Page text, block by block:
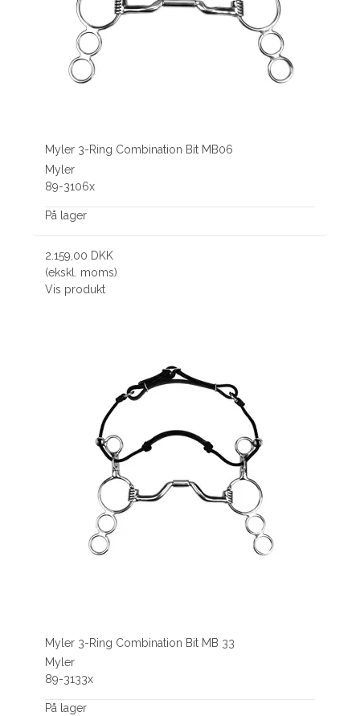
Myler 3-Ring Combination Bit MB06
Myler
89-3106x
På lager
2.159,00 DKK
(ekskl. moms)
Vis produkt
Myler 3-Ring Combination Bit MB 33
Myler
89-3133x
På lager